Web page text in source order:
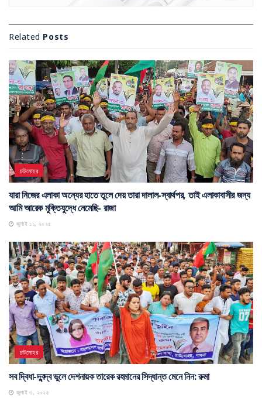
Related Posts
চাটমোহর
যারা নিজের এলাকা অন্যের হাতে তুলে দেয় তারা দালাল-স্বার্থপর, তাই এলাকাবাসীর জন্য
আমি আরেক মুক্তিযুদ্ধে নেমেছি- রাজা
জুলাই ১১, ২০২৫
চাটমোহর
সব দ্বিধা-দ্বন্দ্ব ভুলে দেশনায়ক তারেক রহমানের সিদ্ধান্ত মেনে নিন: রুমা
জুলাই ৩, ২০২৫